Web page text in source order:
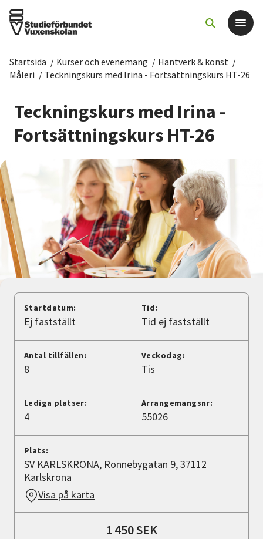
Det här gör vi
För dig som
Sök kurser och evenemang
Om SV
Starta studiecirkel
Cirkelledare
Nyheter
Avdelningar
Lyssna
Startsida / Kurser och evenemang / Hantverk & konst /
Måleri / Teckningskurs med Irina - Fortsättningskurs HT-26
Teckningskurs med Irina -
Fortsättningskurs HT-26
Startdatum:
Ej fastställt
Tid:
Tid ej fastställt
Antal tillfällen:
8
Veckodag:
Tis
Lediga platser:
4
Arrangemangsnr:
55026
Plats:
SV KARLSKRONA, Ronnebygatan 9, 37112
Karlskrona
Visa på karta
1 450 SEK